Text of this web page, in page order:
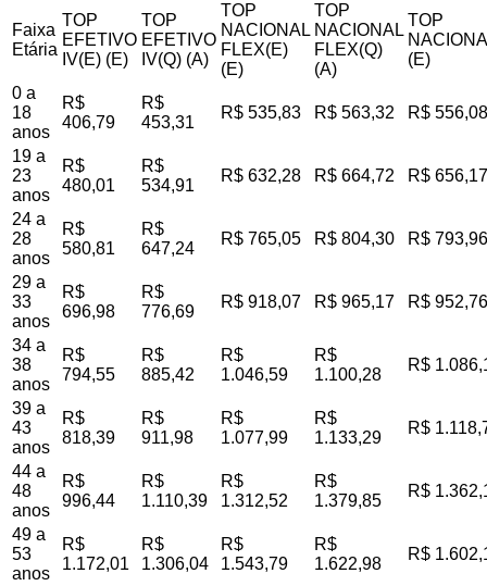
Faixa
Etária
TOP
EFETIVO
IV(E) (E)
TOP
EFETIVO
IV(Q) (A)
TOP
NACIONAL
FLEX(E)
(E)
TOP
NACIONAL
FLEX(Q)
(A)
TOP
(E)
0 a
18
anos
R$
406,79
R$
453,31
R$ 535,83 R$ 563,32 R$ 556,08
19 a
23
anos
R$
480,01
R$
534,91
R$ 632,28 R$ 664,72 R$ 656,17
24 a
28
anos
R$
580,81
R$
647,24
R$ 765,05 R$ 804,30 R$ 793,96
29 a
33
anos
R$
696,98
R$
776,69
R$ 918,07 R$ 965,17 R$ 952,76
34 a
38
anos
R$
794,55
R$
885,42
R$
1.046,59
R$
1.100,28
R$
39 a
43
anos
R$
818,39
R$
911,98
R$
1.077,99
R$
1.133,29
R$
44 a
48
anos
R$
996,44
R$
1.110,39
R$
1.312,52
R$
1.379,85
R$
49 a
53
anos
R$
1.172,01
R$
1.306,04
R$
1.543,79
R$
1.622,98
R$